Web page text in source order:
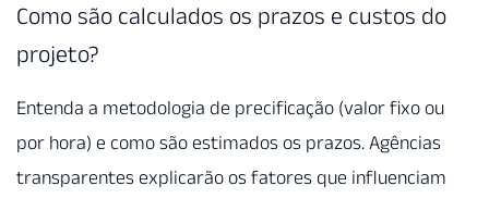
Como são calculados os prazos e custos do
projeto?
Entenda a metodologia de precificação (valor fixo ou
por hora) e como são estimados os prazos. Agências
transparentes explicarão os fatores que influenciam